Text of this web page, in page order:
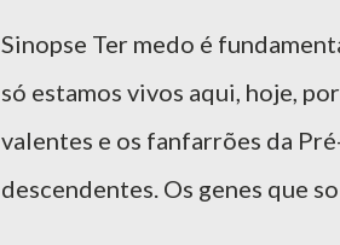
OBRA ""Alegria", escrito por
celebra a essência da
alegres em meio às
Sinopse Ter medo é
só estamos vivos aqui, hoje,
valentes e os fanfarrões da
descendentes. Os genes que